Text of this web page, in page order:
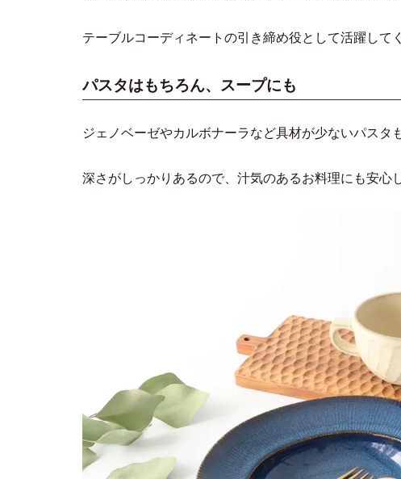
テーブルコーディネートの引き締め役として活躍して
パスタはもちろん、スープにも
ジェノベーゼやカルボナーラなど具材が少ないパスタ
深さがしっかりあるので、汁気のあるお料理にも安心